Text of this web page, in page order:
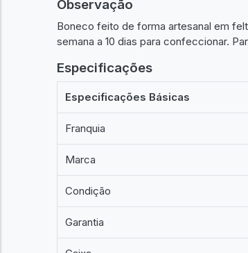
Observação
Boneco feito de forma artesanal em
semana a 10 dias para confeccionar.
Especificações
Especificações Básicas
Franquia
Marca
Condição
Garantia